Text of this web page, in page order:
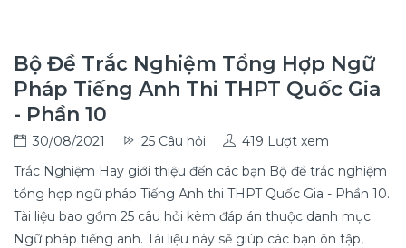
Bộ Đề Trắc Nghiệm Tổng Hợp Ngữ
Pháp Tiếng Anh Thi THPT Quốc Gia
- Phần 10
30/08/2021 25 Câu hỏi
419 Lượt xem
Trắc Nghiệm Hay giới thiệu đến các bạn Bộ đề trắc nghiệm
tổng hợp ngữ pháp Tiếng Anh thi THPT Quốc Gia - Phần 10.
Tài liệu bao gồm 25 câu hỏi kèm đáp án thuộc danh mục
Ngữ pháp tiếng anh. Tài liệu này sẽ giúp các bạn ôn tập,